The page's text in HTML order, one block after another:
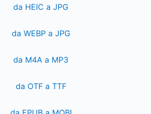
da HEIC a JPG
da WEBP a JPG
da M4A a MP3
da OTF a TTF